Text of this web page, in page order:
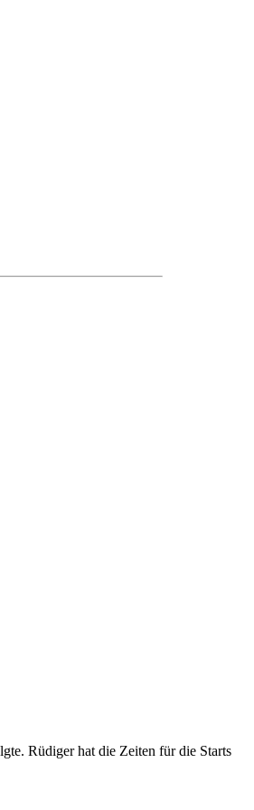
Rüdiger hat die Zeiten für die Starts